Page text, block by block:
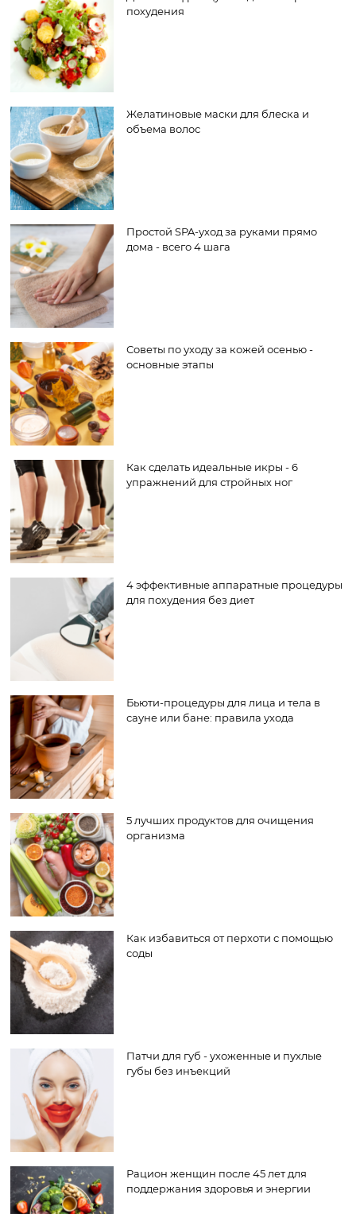
похудения
Желатиновые маски для блеска и
объема волос
Простой SPA-уход за руками прямо
дома - всего 4 шага
Советы по уходу за кожей осенью -
основные этапы
Как сделать идеальные икры - 6
упражнений для стройных ног
4 эффективные аппаратные процедуры
для похудения без диет
Бьюти-процедуры для лица и тела в
сауне или бане: правила ухода
5 лучших продуктов для очищения
организма
Как избавиться от перхоти с помощью
соды
Патчи для губ - ухоженные и пухлые
губы без инъекций
Рацион женщин после 45 лет для
поддержания здоровья и энергии